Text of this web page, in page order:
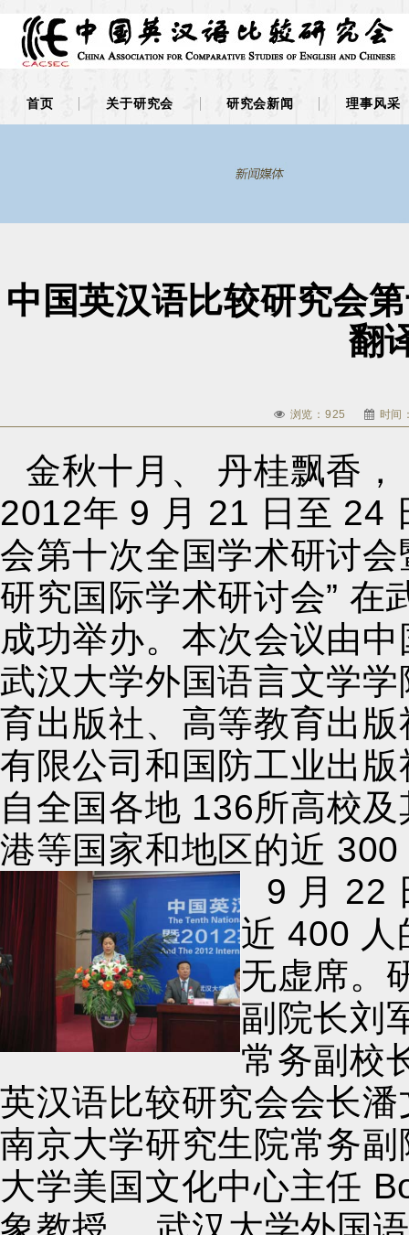
首页 关于研究会 研究会新闻 理事风采
中国英汉语比较研究会
翻
浏览： 925 时间
金秋十月、 丹桂飘香
2012年 9 月 21 日至 24
会第十次全国学术研讨
研究国际学术研讨会” 在
成功举办。本次会议由
武汉大学外国语言文学
育出版社、高等教育出
有限公司和国防工业出
自全国各地 136所高校
港等国家和地区的近
9 月 22
近 400 人
无虚席。
副院长刘
常务副校
英汉语比较研究会会长
南京大学研究生院常务
大学美国文化中心主任